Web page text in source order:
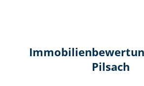
Pilsach